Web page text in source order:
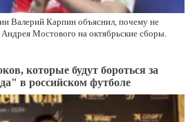
Валерий Карпин объяснил, почему не
Мостового на октябрьские сборы.
которые будут бороться за
в российском футболе